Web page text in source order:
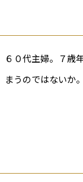
６０代主婦。７歳
まうのではないか